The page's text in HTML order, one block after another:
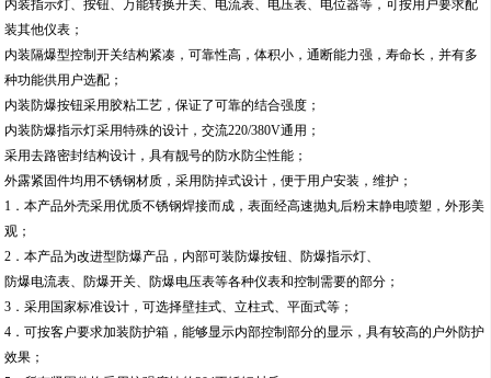
F2为防强腐，户外增加防雨罩
水泥厂机旁防爆操作柱适用环境
适用于性气体环境1区、2区；
适用于ⅡA、ⅡB、IIC级性气体环境；
适用于温度组别为T1~T6的环境；
广泛用于电气控制电路中；
方案多样，可根据用户提供的电气系统图进行生产。
产品特点
产品为增安型外壳内装防爆元件；
内装指示灯、按钮、万能转换开关、电流表、电压表、电位器等，可按用户要求配
装其他仪表；
内装隔爆型控制开关结构紧凑，可靠性高，体积小，通断能力强，寿命长，并有多
种功能供用户选配；